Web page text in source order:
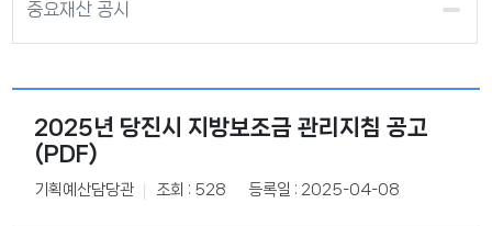
중요재산 공시
2025년 당진시 지방보조금 관리지침 공고
(PDF)
기획예산담당관 조회 : 528 등록일 : 2025-04-08